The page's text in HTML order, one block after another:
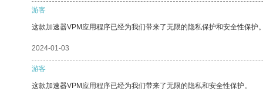
游客
这款加速器VPM应用程序已经为我们带来了无限的隐私保护和安全性保护。
2024-01-03
游客
这款加速器VPM应用程序已经为我们带来了无限的隐私和安全性保护。